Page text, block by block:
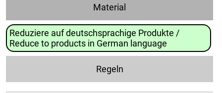
Material
Reduziere auf deutschsprachige Produkte /
Reduce to products in German language
Regeln